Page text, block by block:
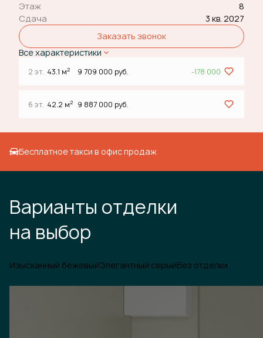
Этаж
8
Сдача
3 кв. 2027
Заказать звонок
Все характеристики
2 эт. 43.1 м2 9 709 000 руб. -178 000
6 эт. 42.2 м2 9 887 000 руб.
Бесплатное такси в офис продаж
Варианты отделки
на выбор
Изысканный бежевыйЭлегантный серыйБез отделки